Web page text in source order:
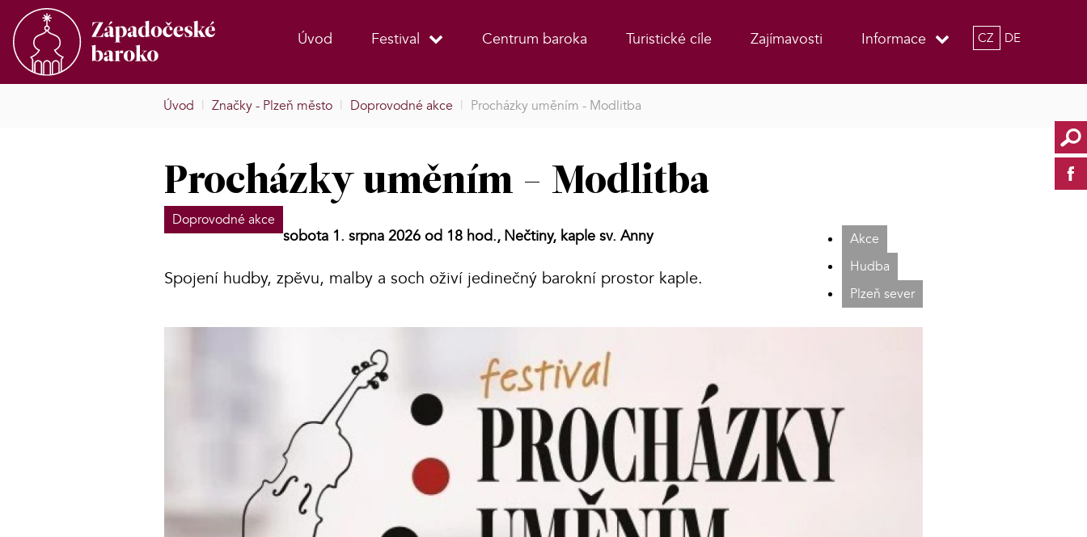
Úvod Festival Centrum baroka Turistické cíle Zajímavosti Informace CZ DE
Úvod | Značky - Plzeň město | Doprovodné akce | Procházky uměním - Modlitba
Procházky uměním - Modlitba
Doprovodné akce
Akce
Hudba
Plzeň sever
sobota 1. srpna 2026 od 18 hod., Nečtiny, kaple sv. Anny
Spojení hudby, zpěvu, malby a soch oživí jedinečný barokní prostor kaple.